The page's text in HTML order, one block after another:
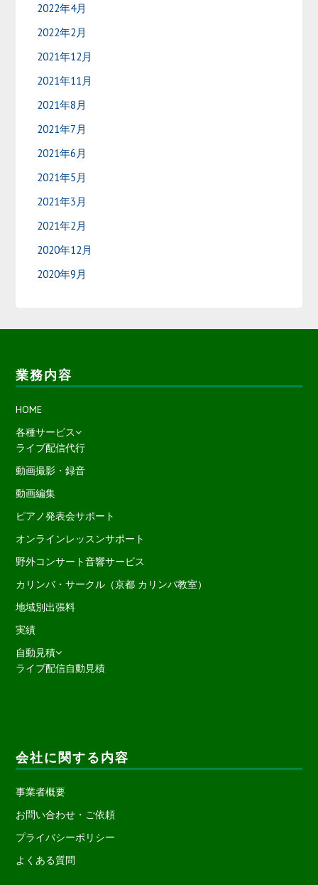
2022年4月
2022年2月
2021年12月
2021年11月
2021年8月
2021年7月
2021年6月
2021年5月
2021年3月
2021年2月
2020年12月
2020年9月
業務内容
HOME
各種サービス
ライブ配信代行
動画撮影・録音
動画編集
ピアノ発表会サポート
オンラインレッスンサポート
野外コンサート音響サービス
カリンバ・サークル（京都 カリンバ教室）
地域別出張料
実績
自動見積
ライブ配信自動見積
会社に関する内容
事業者概要
お問い合わせ・ご依頼
プライバシーポリシー
よくある質問